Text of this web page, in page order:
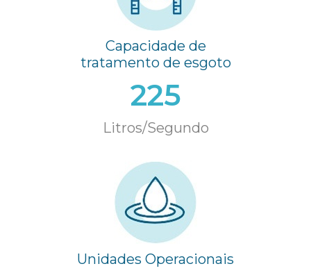
Capacidade de
tratamento de esgoto
225
Litros/Segundo
Unidades Operacionais